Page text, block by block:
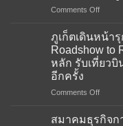
Comments Offon
ธุรกิจ
ท่อง
เที่ยว
ภูเก็ต
ต้อนรับ
ภูเก็ตเดินหน้า
Roadshow to
หลัก รับเที่ยว
อีกครั้ง
Comments Offon
เดิน
สมาคมธุรกิจก